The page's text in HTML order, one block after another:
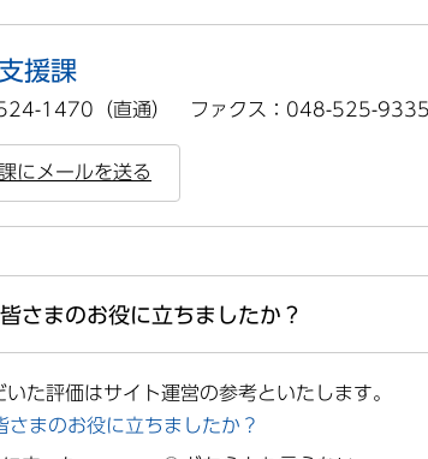
援課
1470（直通） ファクス：048-525-9335
にメールを送る
さまのお役に立ちましたか？
いた評価はサイト運営の参考といたします。
さまのお役に立ちましたか？